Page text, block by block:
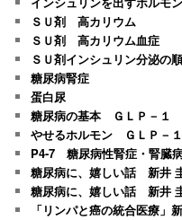
ＳＵ剤 高カリウム
ＳＵ剤 高カリウム血症
ＳＵ剤インシュリン分泌の
糖尿病腎症
蛋白尿
糖尿病の基本 ＧＬＰ－１
やせるホルモン ＧＬＰ－１
P4-7 糖尿病性腎症・腎臓
糖尿病に、嬉しい話 新井
糖尿病に、嬉しい話 新井
「リンパと癌の統合医療」